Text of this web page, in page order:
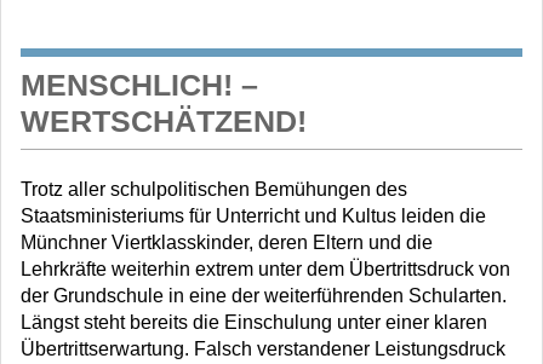
MENSCHLICH! –
WERTSCHÄTZEND!
Trotz aller schulpolitischen Bemühungen des
Staatsministeriums für Unterricht und Kultus leiden die
Münchner Viertklasskinder, deren Eltern und die
Lehrkräfte weiterhin extrem unter dem Übertrittsdruck von
der Grundschule in eine der weiterführenden Schularten.
Längst steht bereits die Einschulung unter einer klaren
Übertrittserwartung. Falsch verstandener Leistungsdruck